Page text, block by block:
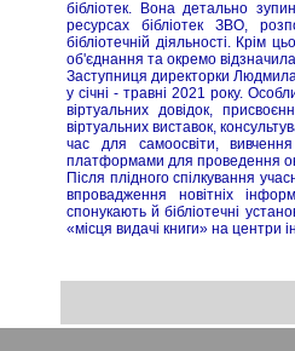
бібліотек. Вона детально
ресурсах бібліотек ЗВО,
бібліотечній діяльності. Крім
об'єднання та окремо відзначила
Заступниця директорки
у січні - травні 2021 року.
віртуальних довідок,
віртуальних виставок,
час для самоосвіти,
платформами для проведення
Після плідного спілкування
впровадження новітніх
спонукають й бібліотечні
«місця видачі книги» на центри